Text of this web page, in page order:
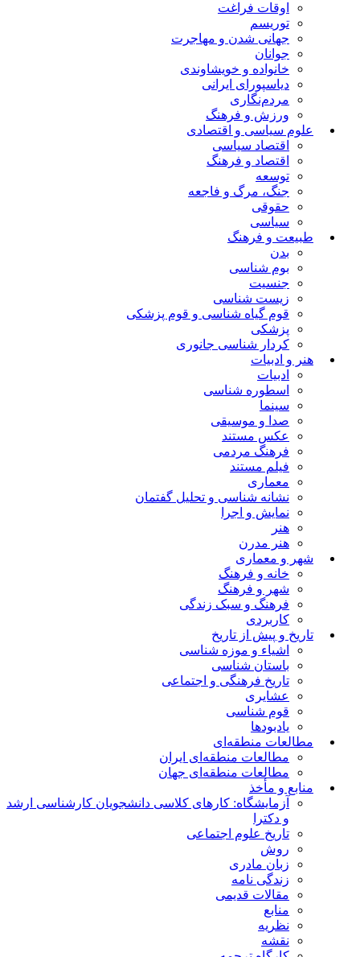
اوقات فراغت
توریسم
جهانی شدن و مهاجرت
جوانان
خانواده و خویشاوندی
دیاسپورای ایرانی
مردم‌نگاری
ورزش و فرهنگ
علوم سیاسی و اقتصادی
اقتصاد سیاسی
اقتصاد و فرهنگ
توسعه
جنگ، مرگ و فاجعه
حقوقی
سیاسی
طبیعت و فرهنگ
بدن
بوم شناسی
جنسیت
زیست شناسی
قوم گیاه شناسی و قوم پزشکی
پزشکی
کردار شناسی جانوری
هنر و ادبیات
ادبیات
اسطوره شناسی
سینما
صدا و موسیقی
عکس مستند
فرهنگ مردمی
فیلم مستند
معماری
نشانه شناسی و تحلیل گفتمان
نمایش و اجرا
هنر
هنر مدرن
شهر و معماری
خانه و فرهنگ
شهر و فرهنگ
فرهنگ و سبک زندگی
کاربردی
تاریخ و پیش از تاریخ
اشیاء و موزه شناسی
باستان شناسی
تاریخ فرهنگی و اجتماعی
عشایری
قوم شناسی
یادبودها
مطالعات منطقه‌ای
مطالعات منطقه‌ای ایران
مطالعات منطقه‌ای جهان
منابع و مأخذ
آزمایشگاه: کارهای کلاسی دانشجویان کارشناسی ارشد
و دکترا
تاریخ علوم اجتماعی
روش
زبان مادری
زندگی نامه
مقالات قدیمی
منابع
نظریه
نقشه